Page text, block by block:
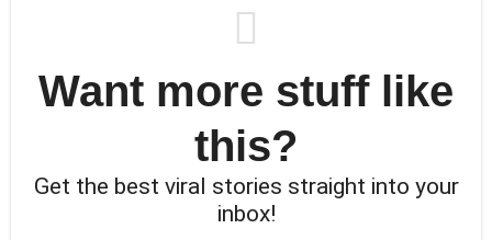
Want more stuff like
this?
Get the best viral stories straight into your
inbox!